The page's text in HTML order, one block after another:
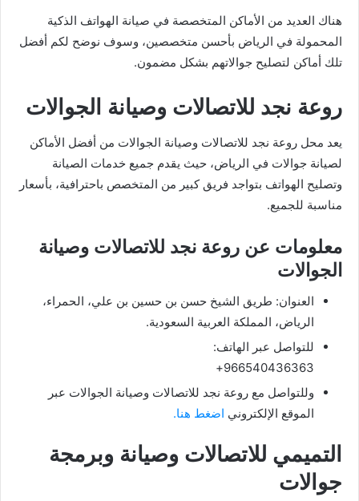
هناك العديد من الأماكن المتخصصة في صيانة الهواتف الذكية
المحمولة في الرياض بأحسن متخصصين، وسوف نوضح لكم أفضل
تلك أماكن لتصليح جوالاتهم بشكل مضمون.
روعة نجد للاتصالات وصيانة الجوالات
يعد محل روعة نجد للاتصالات وصيانة الجوالات من أفضل الأماكن
لصيانة جوالات في الرياض، حيث يقدم جميع خدمات الصيانة
وتصليح الهواتف بتواجد فريق كبير من المتخصص باحترافية، بأسعار
مناسبة للجميع.
معلومات عن روعة نجد للاتصالات وصيانة
الجوالات
العنوان: طريق الشيخ حسن بن حسين بن علي، الحمراء،
الرياض، المملكة العربية السعودية.
للتواصل عبر الهاتف:
966540436363+
وللتواصل مع روعة نجد للاتصالات وصيانة الجوالات عبر
الموقع الإلكتروني اضغط هنا.
التميمي للاتصالات وصيانة وبرمجة
جوالات